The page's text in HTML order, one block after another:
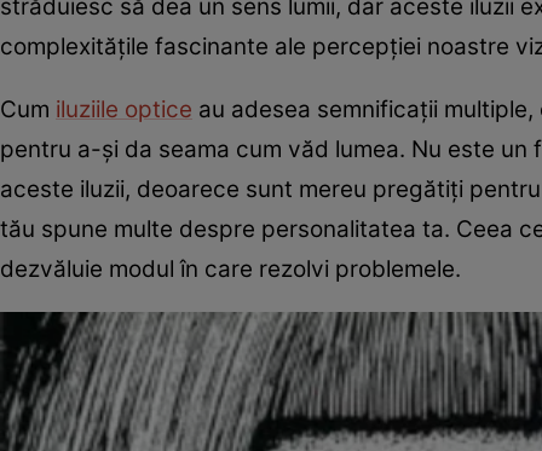
străduiesc să dea un sens lumii, dar aceste iluzii
complexitățile fascinante ale percepției noastre
Cum iluziile optice au adesea semnificații
pentru a-și da seama cum văd lumea. Nu este
aceste iluzii, deoarece sunt mereu pregătiți
tău spune multe despre personalitatea ta. Ceea
dezvăluie modul în care rezolvi problemele.